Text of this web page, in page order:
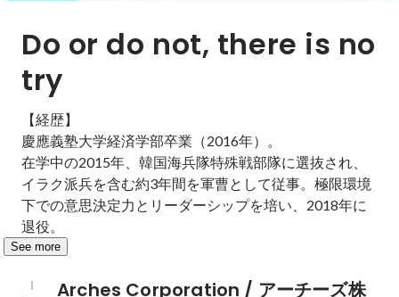
Do or do not, there is no
try
【経歴】
慶應義塾大学経済学部卒業（2016年）。
在学中の2015年、韓国海兵隊特殊戦部隊に選抜され、
イラク派兵を含む約3年間を軍曹として従事。極限環境
下での意思決定力とリーダーシップを培い、2018年に
退役。
See more
Arches Corporation / アーチーズ株